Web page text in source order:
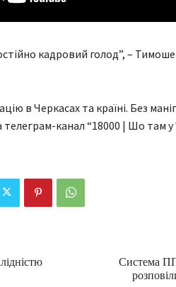
кадровий голод”, –
в Черкасах та країні. Без
телеграм-канал “18000 | Шо там у
Система